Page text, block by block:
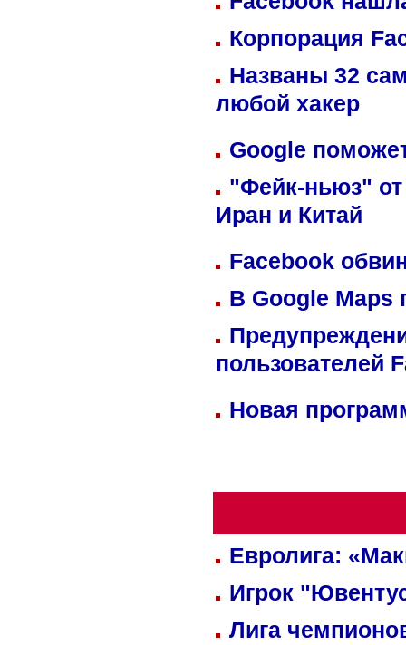
Корпорация
Названы 32
любой хакер
Google
"Фейк-ньюз" от
Иран и Китай
Facebook
В Google Maps
пользователей
Новая
Евролига:
Игрок
Лига